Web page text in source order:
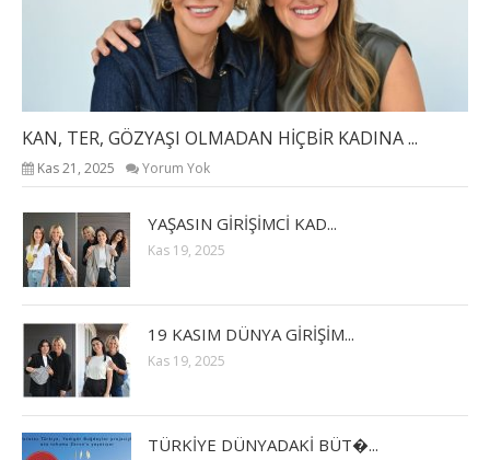
KAN, TER, GÖZYAŞI OLMADAN HİÇBİR KADINA ...
Kas 21, 2025 Yorum Yok
YAŞASIN GİRİŞİMCİ KAD...
Kas 19, 2025
19 KASIM DÜNYA GİRİŞİM...
Kas 19, 2025
TÜRKİYE DÜNYADAKİ BÜT�...